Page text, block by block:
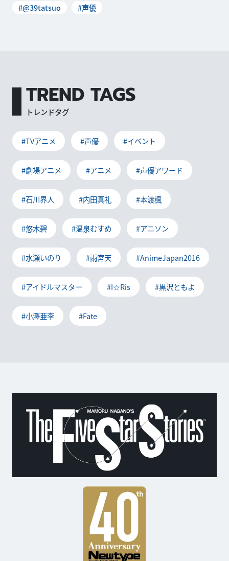
#@39tatsuo
#声優
TREND TAGS
トレンドタグ
#TVアニメ #声優 #イベント
#劇場アニメ #アニメ #声優アワード
#石川界人 #内田真礼 #本渡楓
#悠木碧 #温泉むすめ #アニソン
#水瀬いのり #雨宮天 #AnimeJapan2016
#アイドルマスター #I☆Ris #黒沢ともよ
#小澤亜李 #Fate